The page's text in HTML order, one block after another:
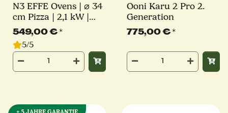
N3 EFFE Ovens | ⌀ 34
cm Pizza | 2,1 kW |
inkl. original Effeuno-
Stein | Elektro
Pizzaofen
549,00 €*
5/5
Ooni Karu 2 Pro 2.
Generation
775,00 €*